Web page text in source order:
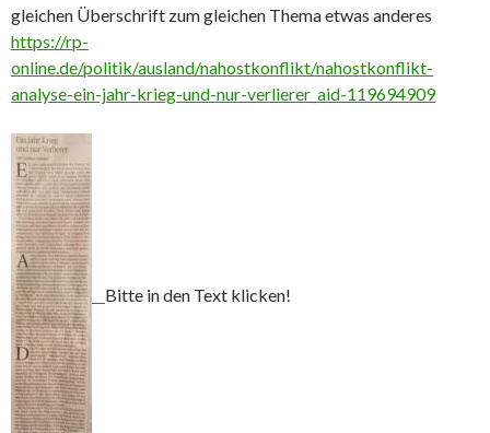
gleichen Überschrift zum gleichen Thema etwas anderes
https://rp-
online.de/politik/ausland/nahostkonflikt/nahostkonflikt-
analyse-ein-jahr-krieg-und-nur-verlierer_aid-119694909
Bitte in den Text klicken!